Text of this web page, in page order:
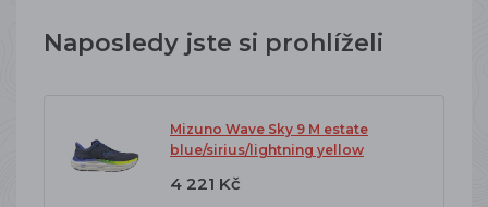
Naposledy jste si prohlíželi
Mizuno Wave Sky 9 M estate
blue/sirius/lightning yellow
4 221 Kč